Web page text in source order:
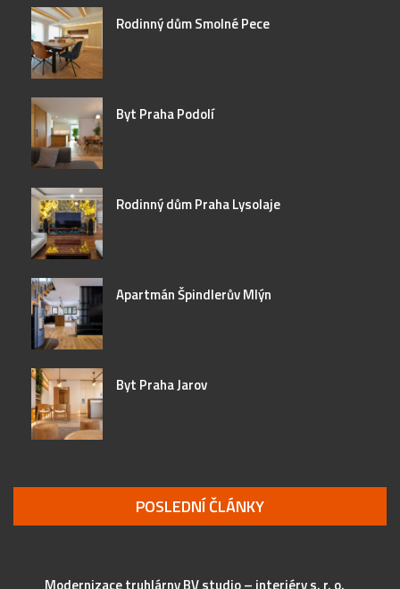
Rodinný dům Smolné Pece
Byt Praha Podolí
Rodinný dům Praha Lysolaje
Apartmán Špindlerův Mlýn
Byt Praha Jarov
POSLEDNÍ ČLÁNKY
Modernizace truhlárny BV studio – interiéry s. r. o.